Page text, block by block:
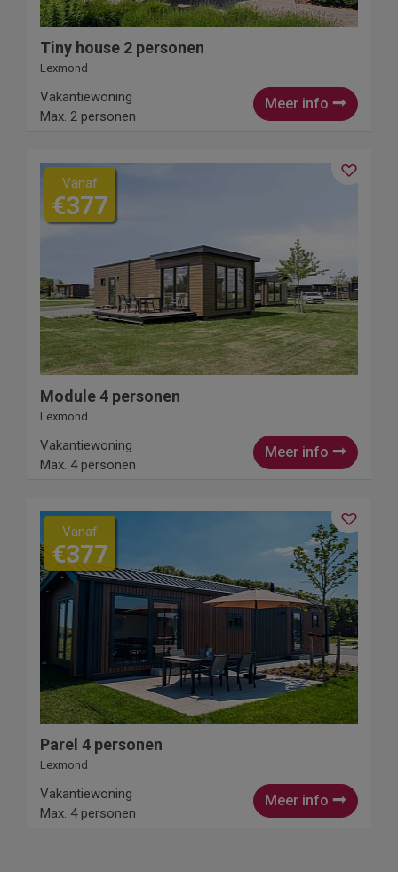
Tiny house 2 personen
Lexmond
Meer info
Vakantiewoning
Max. 2 personen
Vanaf
€377
Module 4 personen
Lexmond
Meer info
Vakantiewoning
Max. 4 personen
Vanaf
€377
Parel 4 personen
Lexmond
Meer info
Vakantiewoning
Max. 4 personen